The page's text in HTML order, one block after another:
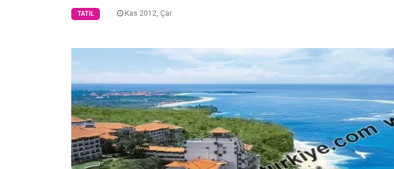
TATIL Kas 2012, Çar